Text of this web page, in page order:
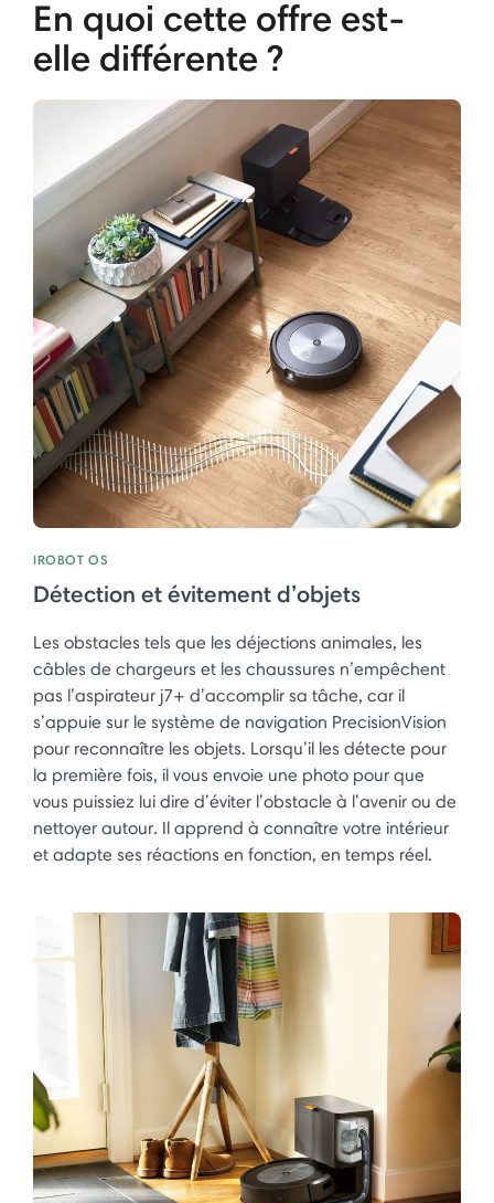
En quoi cette offre est-
elle différente ?
IROBOT OS
Détection et évitement d’objets
Les obstacles tels que les déjections animales, les
câbles de chargeurs et les chaussures n’empêchent
pas l’aspirateur j7+ d’accomplir sa tâche, car il
s’appuie sur le système de navigation PrecisionVision
pour reconnaître les objets. Lorsqu’il les détecte pour
la première fois, il vous envoie une photo pour que
vous puissiez lui dire d’éviter l’obstacle à l’avenir ou de
nettoyer autour. Il apprend à connaître votre intérieur
et adapte ses réactions en fonction, en temps réel. ​